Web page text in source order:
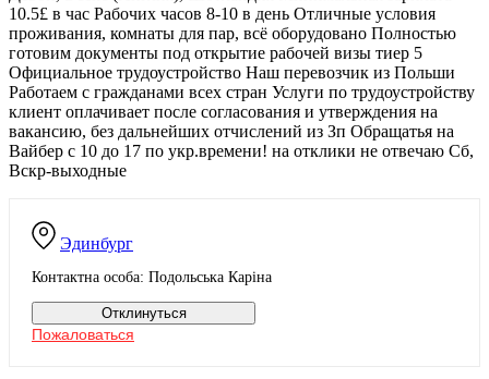
Эдинбург
Контактна особа: Подольська Каріна
Отклинуться
Пожаловаться
10.5£ в час Рабочих часов 8-10 в день Отличные условия
проживания, комнаты для пар, всё оборудовано Полностью
готовим документы под открытие рабочей визы тиер 5
Официальное трудоустройство Наш перевозчик из Польши
Работаем с гражданами всех стран Услуги по трудоустройству
клиент оплачивает после согласования и утверждения на
вакансию, без дальнейших отчислений из Зп Обращатья на
Вайбер с 10 до 17 по укр.времени! на отклики не отвечаю Сб,
Вскр-выходные